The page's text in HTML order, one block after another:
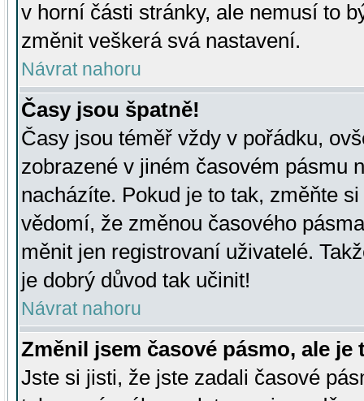
v horní části stránky, ale nemusí to
změnit veškerá svá nastavení.
Návrat nahoru
Časy jsou špatně!
Časy jsou téměř vždy v pořádku,
zobrazené v jiném časovém pásmu
nacházíte. Pokud je to tak, změňte
vědomí, že změnou časového
měnit jen registrovaní uživatelé.
je dobrý důvod tak učinit!
Návrat nahoru
Změnil jsem časové pásmo, ale je
Jste si jisti, že jste zadali časové